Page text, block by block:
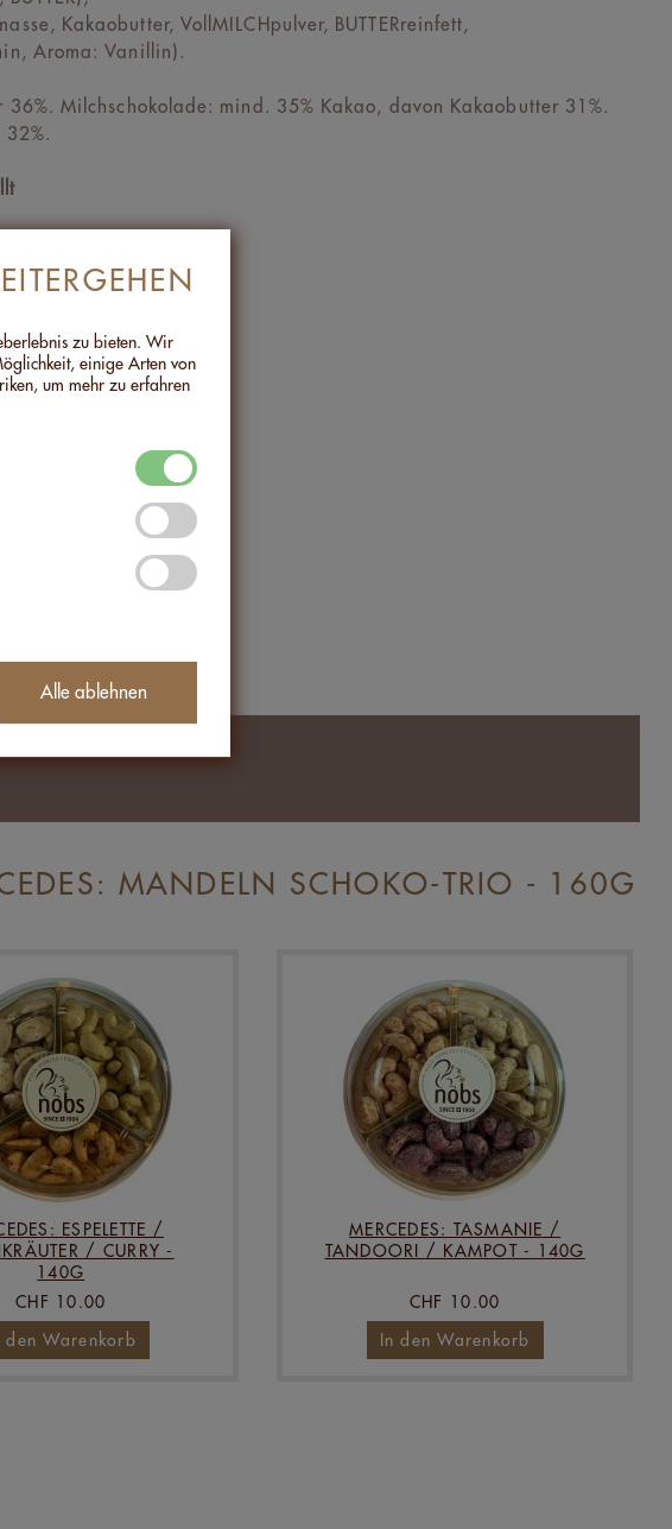
Kakaobutter, VollMILCHpulver, BUTTERreinfett,
Aroma: Vanillin).
Milchschokolade: mind. 35% Kakao, davon Kakaobutter 31%.
MANDELN SCHOKO-TRIO - 160G
ESPELETTE /
/ CURRY -
140G
CHF 10.00
den Warenkorb
MERCEDES: TASMANIE /
TANDOORI / KAMPOT - 140G
CHF 10.00
In den Warenkorb
zu bieten. Wir
einige Arten von
um mehr zu erfahren
Alle ablehnen